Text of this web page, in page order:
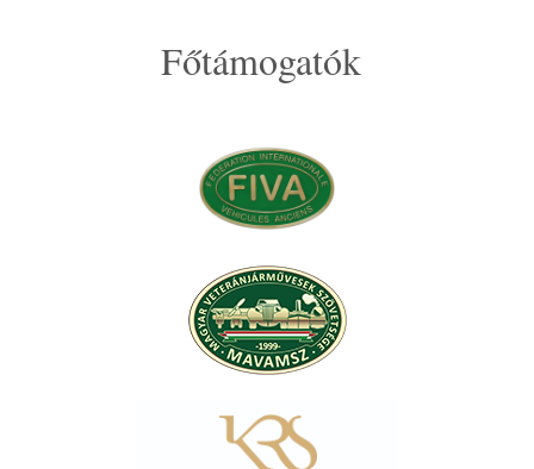
Főtámogatók